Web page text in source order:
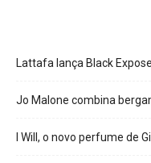
Lattafa lança Black
Jo Malone combina
I Will, o novo perfume de